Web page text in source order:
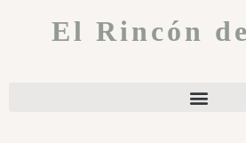
El Rincón